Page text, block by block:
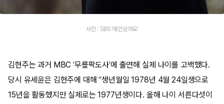
사진 : SBS ‘애인있어요’
김현주는 과거 MBC ‘무릎팍도사’에 출연해 실제 나이를 고백했다.
당시 유세윤은 김현주에 대해 “생년월일 1978년 4월 24일생으로
15년을 활동했지만 실제로는 1977년생이다. 올해 나이 서른다섯이